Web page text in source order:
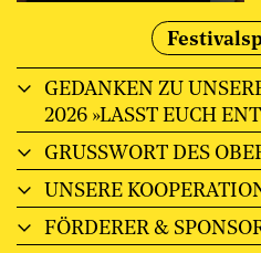
GEDANKEN ZU
2026 »LASST EUCH
GRUSSWORT DES
UNSERE
FÖRDERER &